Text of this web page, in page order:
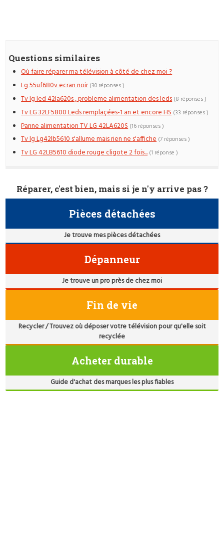
Questions similaires
Où faire réparer ma télévision à côté de chez moi ?
Lg 55uf680v ecran noir (30 réponses )
Tv lg led 42la620s , probleme alimentation des leds (8 réponses )
Tv LG 32LF5800 Leds remplaçées-1 an et encore HS (33 réponses )
Panne alimentation TV LG 42LA620S (16 réponses )
Tv lg Lg42lb5610 s'allume mais rien ne s'affiche (7 réponses )
Tv LG 42LB5610 diode rouge cligote 2 fois... (1 réponse )
Réparer, c'est bien, mais si je n'y arrive pas ?
Pièces détachées
Je trouve mes pièces détachées
Dépanneur
Je trouve un pro près de chez moi
Fin de vie
Recycler / Trouvez où déposer votre télévision pour qu'elle soit
recyclée
Acheter durable
Guide d'achat des marques les plus fiables